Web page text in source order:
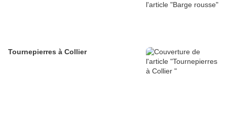
Tournepierres à Collier